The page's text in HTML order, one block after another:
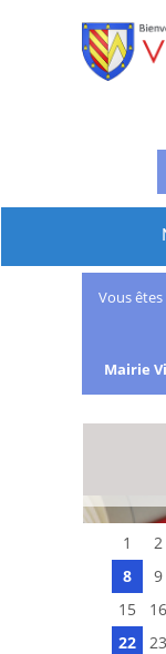
Vous êtes
Mairie
1 2
8
9
15
16
22
23